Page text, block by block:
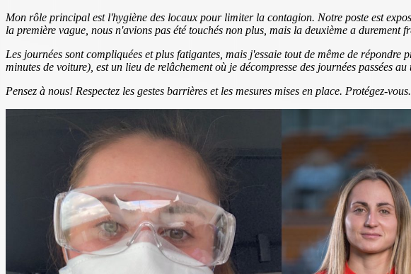
Mon rôle principal est l'hygiène des locaux pour limiter la contagion. Notre poste est
la première vague, nous n'avions pas été touchés non plus, mais la deuxième a durement
Les journées sont compliquées et plus fatigantes, mais j'essaie tout de même de
minutes de voiture), est un lieu de relâchement où je décompresse des journées passées
Pensez à nous! Respectez les gestes barrières et les mesures mises en place. Protégez-